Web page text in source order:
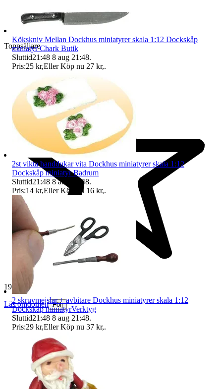
Toppsäljare
19 269 omdömen
Läs omdömen Följ
Kökskniv Mellan Dockhus miniatyrer skala 1:12 Dockskåp
miniatyr Chark Butik
Sluttid21:48 8 aug 21:48.
Pris:25 kr,Eller Köp nu 27 kr,.
2st vikta handdukar vita Dockhus miniatyrer skala 1:12
Dockskåp miniatyr Badrum
Sluttid21:48 8 aug 21:48.
Pris:14 kr,Eller Köp nu 16 kr,.
2 skruvmejslar + avbitare Dockhus miniatyrer skala 1:12
Dockskåp miniatyrVerktyg
Sluttid21:48 8 aug 21:48.
Pris:29 kr,Eller Köp nu 37 kr,.